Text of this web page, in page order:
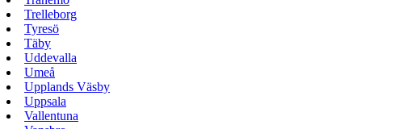
Trelleborg
Tyresö
Täby
Uddevalla
Umeå
Upplands Väsby
Uppsala
Vallentuna